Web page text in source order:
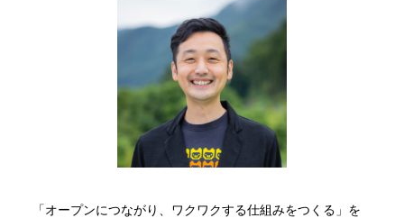
「オープンにつながり、ワクワクする仕組みをつくる」を